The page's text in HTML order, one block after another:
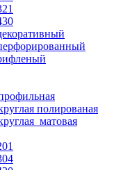
полированая
матовая